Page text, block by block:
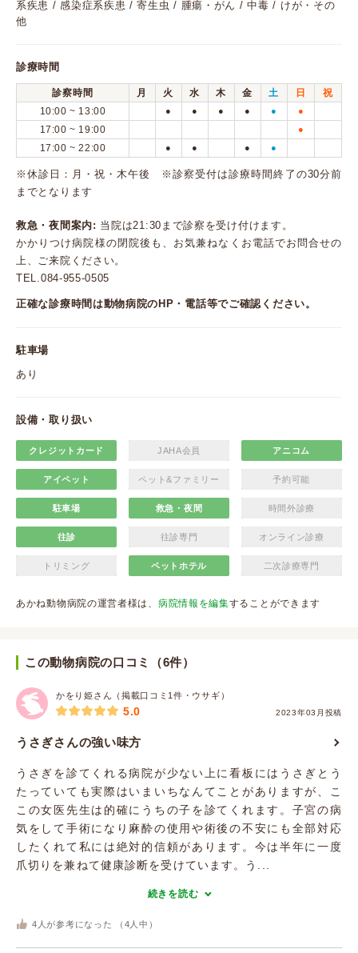
系疾患 / 感染症系疾患 / 寄生虫 / 腫瘍・がん / 中毒 / けが・その
他
診療時間
診察時間 月 火 水 木 金 土 日
祝
10:00 ~ 13:00
● ● ● ● ● ●
17:00 ~ 19:00 ●
17:00 ~ 22:00 ● ● ● ●
※休診日：月・祝・木午後 ※診察受付は診療時間終了の30分前
までとなります
救急・夜間案内: 当院は21:30まで診察を受け付けます。
かかりつけ病院様の閉院後も、お気兼ねなくお電話でお問合せの
上、ご来院ください。
TEL.084-955-0505
正確な診療時間は動物病院のHP・電話等でご確認ください。
駐車場
あり
設備・取り扱い
クレジットカード JAHA会員 アニコム
アイペット ペット&ファミリー 予約可能
駐車場 救急・夜間 時間外診療
往診 往診専門 オンライン診療
トリミング ペットホテル 二次診療専門
あかね動物病院の運営者様は、 病院情報を編集することができます
この動物病院の口コミ（6件）
かをり姫さん（掲載口コミ1件・ウサギ）
2023年03月投稿
5.0
うさぎさんの強い味方
うさぎを診てくれる病院が少ない上に看板にはうさぎとう
たっていても実際はいまいちなんてことがありますが、こ
この女医先生は的確にうちの子を診てくれます。子宮の病
気をして手術になり麻酔の使用や術後の不安にも全部対応
したくれて私には絶対的信頼があります。今は半年に一度
爪切りを兼ねて健康診断を受けています。う...
続きを読む
4 人が参考になった （ 4 人中）